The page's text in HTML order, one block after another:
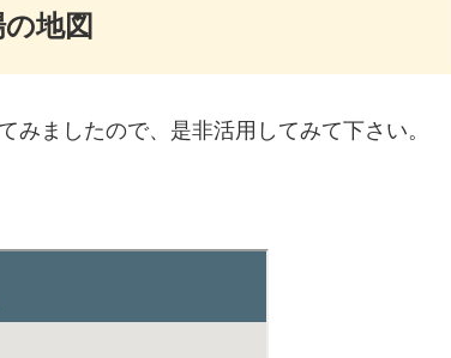
地図
ましたので、是非活用してみて下さい。